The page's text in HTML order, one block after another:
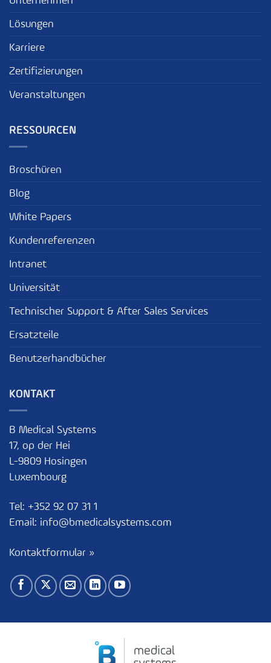
Lösungen
Karriere
Zertifizierungen
Veranstaltungen
RESSOURCEN
Broschüren
Blog
White Papers
Kundenreferenzen
Intranet
Universität
Technischer Support & After Sales Services
Ersatzteile
Benutzerhandbücher
KONTAKT
B Medical Systems
17, op der Hei
L-9809 Hosingen
Luxembourg
Tel: +352 92 07 31 1
Email: info@bmedicalsystems.com
Kontaktformular »